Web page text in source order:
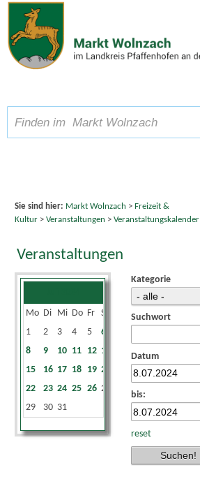
Zum Inhalt,zur Navigation
Schriftgröße A A A
Sie sind hier: Markt Wolnzach > Freizeit &
Kultur> Veranstaltungen > Veranstaltungskalender
Veranstaltungen
Mo Di Mi Do Fr Sa
1
2 3 4 5 6
8
9 10 11 12 13
15
16 17 18 19 20
22
23 24 25 26 27
29
30 31
Kategorie
Suchwort
Datum
bis:
reset